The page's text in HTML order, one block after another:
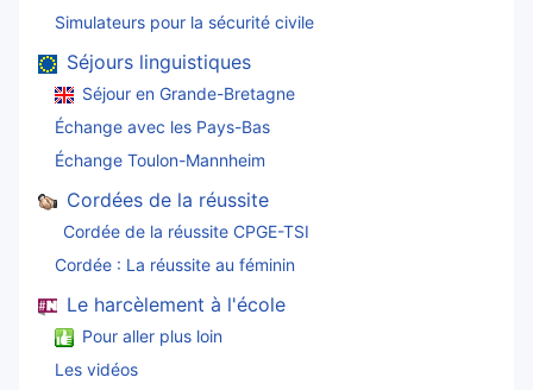
Simulateurs pour la sécurité civile
Séjours linguistiques
Séjour en Grande-Bretagne
Échange avec les Pays-Bas
Échange Toulon-Mannheim
Cordées de la réussite
Cordée de la réussite CPGE-TSI
Cordée : La réussite au féminin
Le harcèlement à l'école
Pour aller plus loin
Les vidéos